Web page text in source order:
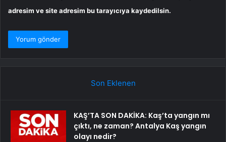
adresim ve site adresim bu tarayıcıya kaydedilsin.
Son Eklenen
KAŞ’TA SON DAKİKA: Kaş’ta yangın mı
çıktı, ne zaman? Antalya Kaş yangın
olayı nedir?